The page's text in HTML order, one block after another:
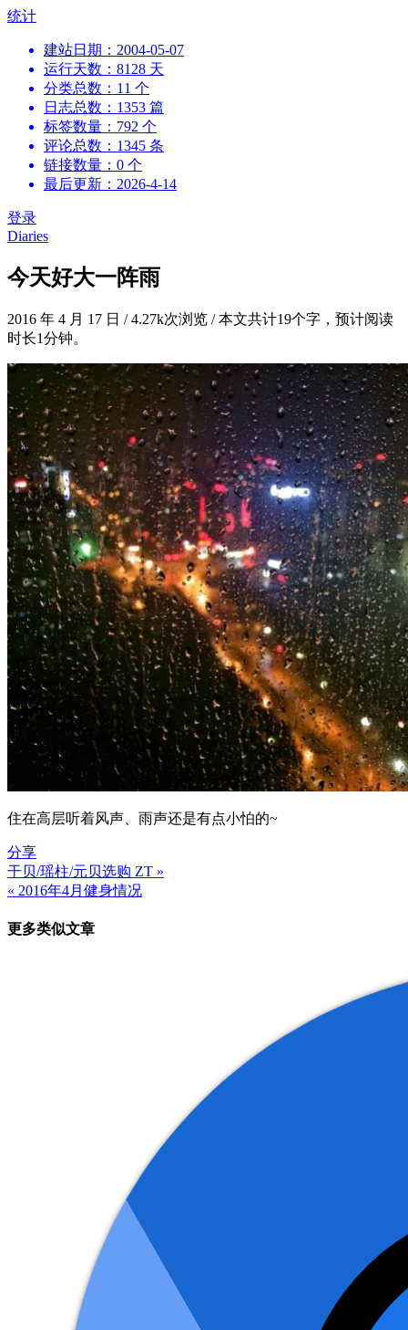
跳
统计
建站日期：2004-05-07
运行天数：8128 天
分类总数：11 个
日志总数：1353 篇
标签数量：792 个
评论总数：1345 条
链接数量：0 个
最后更新：2026-4-14
登录
Diaries
今天好大一阵雨
2016 年 4 月 17 日 /4.27k次浏览 /本文共计19个字，预计阅读
时长1分钟。
住在高层听着风声、雨声还是有点小怕的~
分享
文
章
导
干贝/瑶柱/元贝选购 ZT »
« 2016年4月健身情况
更多类似文章